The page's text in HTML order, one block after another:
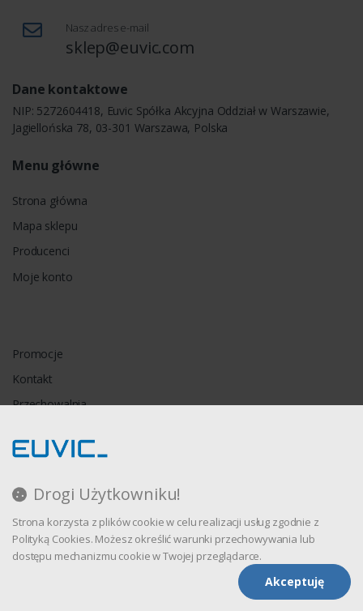
Drogi Użytkowniku!
Strona korzysta z plików cookie w celu realizacji usług zgodnie z
Polityką Cookies. Możesz określić warunki przechowywania lub
dostępu mechanizmu cookie w Twojej przeglądarce.
Akceptuję
Nasz adres e-mail
sklep@euvic.com
Dane kontaktowe
NIP: 5272604418, Euvic Spółka Akcyjna Oddział w Warszawie,
Jagiellońska 78, 03-301 Warszawa, Polska
Menu główne
Strona główna
Mapa sklepu
Producenci
Moje konto
Promocje
Kontakt
Przechowalnia
Regulamin
Polityka prywatności
Oprogramowanie sklepu internetowego dostarczaCStore.pl